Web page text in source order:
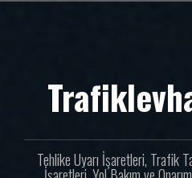
Tehlike Uyarı İşaretleri, Trafik